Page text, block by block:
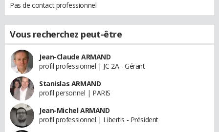
Pas de contact professionnel
Vous recherchez peut-être
Jean-Claude ARMAND
profil professionnel | JC 2A - Gérant
Stanislas ARMAND
profil personnel | PARIS
Jean-Michel ARMAND
profil professionnel | Libertis - Président